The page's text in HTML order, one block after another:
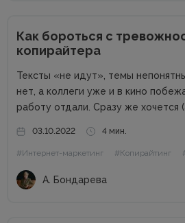
Как бороться с
копирайтера
Тексты «не идут», темы
нет, а коллеги уже и в кино
работу отдали. Сразу же хочется
неожиданно появилась бабушка,
завещала...
03.10.2022 4 мин.
#Интернет-маркетинг #Копирайтинг
А. Бондарева